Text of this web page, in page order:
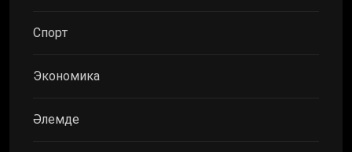
Спорт
Экономика
Әлемде